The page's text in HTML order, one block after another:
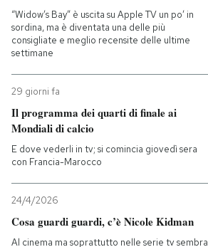
“Widow’s Bay” è uscita su Apple TV un po’ in
sordina, ma è diventata una delle più
consigliate e meglio recensite delle ultime
settimane
29 giorni fa
Il programma dei quarti di finale ai
Mondiali di calcio
E dove vederli in tv; si comincia giovedì sera
con Francia-Marocco
24/4/2026
Cosa guardi guardi, c’è Nicole Kidman
Al cinema ma soprattutto nelle serie tv sembra